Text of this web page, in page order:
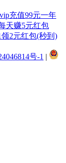
充值99元一年
天赚5元红包
2元红包(秒到)
号-1 |